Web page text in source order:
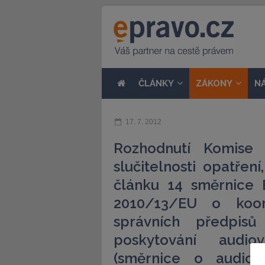
ČLÁNKY ZÁKONY
17. 7. 2012
Rozhodnutí
slučitelnosti
článku 14 směrnice
2010/13/EU o
správních
poskytování
(směrnice o